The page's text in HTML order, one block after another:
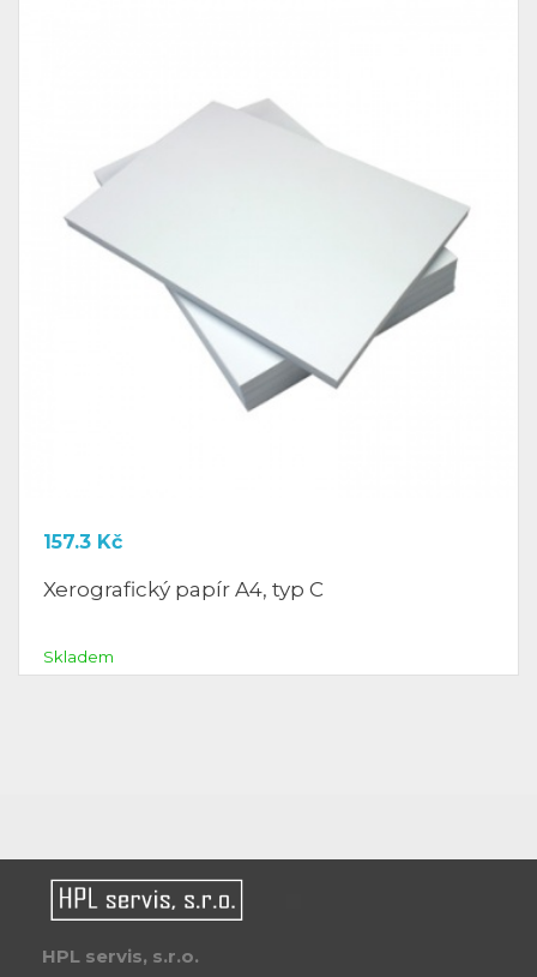
Skladem
157.3 Kč
Xerografický papír A4, typ C
HPL servis, s.r.o.